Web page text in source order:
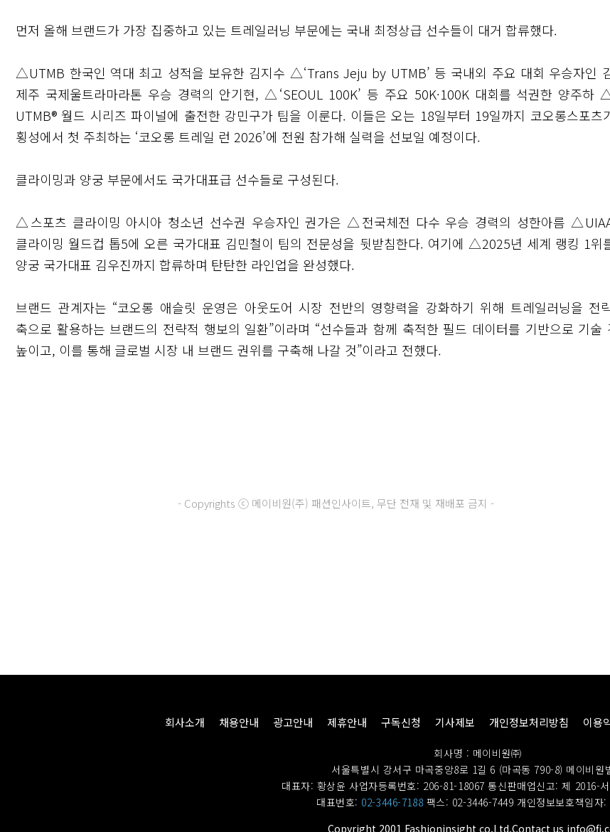
먼저 올해 브랜드가 가장 집중하고 있는 트레일러닝 부문에는 국내 최정상급 선수들이 대거 합류했다.
△UTMB 한국인 역대 최고 성적을 보유한 김지수 △‘Trans Jeju by UTMB’ 등 국내외 주요 대회 우승자인
제주 국제울트라마라톤 우승 경력의 안기현, △‘SEOUL 100K’ 등 주요 50K·100K 대회를 석권한 양주하
UTMB® 월드 시리즈 파이널에 출전한 강민구가 팀을 이룬다. 이들은 오는 18일부터 19일까지 코오롱스포츠
횡성에서 첫 주최하는 ‘코오롱 트레일 런 2026’에 전원 참가해 실력을 선보일 예정이다.
클라이밍과 양궁 부문에서도 국가대표급 선수들로 구성된다.
△스포츠 클라이밍 아시아 청소년 선수권 우승자인 권가은 △전국체전 다수 우승 경력의 성한아름
클라이밍 월드컵 톱5에 오른 국가대표 김민철이 팀의 전문성을 뒷받침한다. 여기에 △2025년 세계 랭킹 1위
양궁 국가대표 김우진까지 합류하며 탄탄한 라인업을 완성했다.
브랜드 관계자는 “코오롱 애슬릿 운영은 아웃도어 시장 전반의 영향력을 강화하기 위해 트레일러닝을 전
축으로 활용하는 브랜드의 전략적 행보의 일환”이라며 “선수들과 함께 축적한 필드 데이터를 기반으로 기술
높이고, 이를 통해 글로벌 시장 내 브랜드 권위를 구축해 나갈 것”이라고 전했다.
- Copyrights ⓒ 메이비원(주) 패션인사이트, 무단 전재 및 재배포 금지 -
닫기
회사소개 채용안내 광고안내 제휴안내 구독신청 기사제보 개인정보처리방침 이용
회사명 : 메이비원㈜
서울특별시 강서구 마곡중앙8로 1길 6 (마곡동 790-8) 메이비원
대표자: 황상윤 사업자등록번호: 206-81-18067통신판매업신고: 제 2016-
대표번호: 02-3446-7188 팩스: 02-3446-7449 개인정보보호책임자:
Copyright 2001 Fashioninsight co.Ltd.Contact us